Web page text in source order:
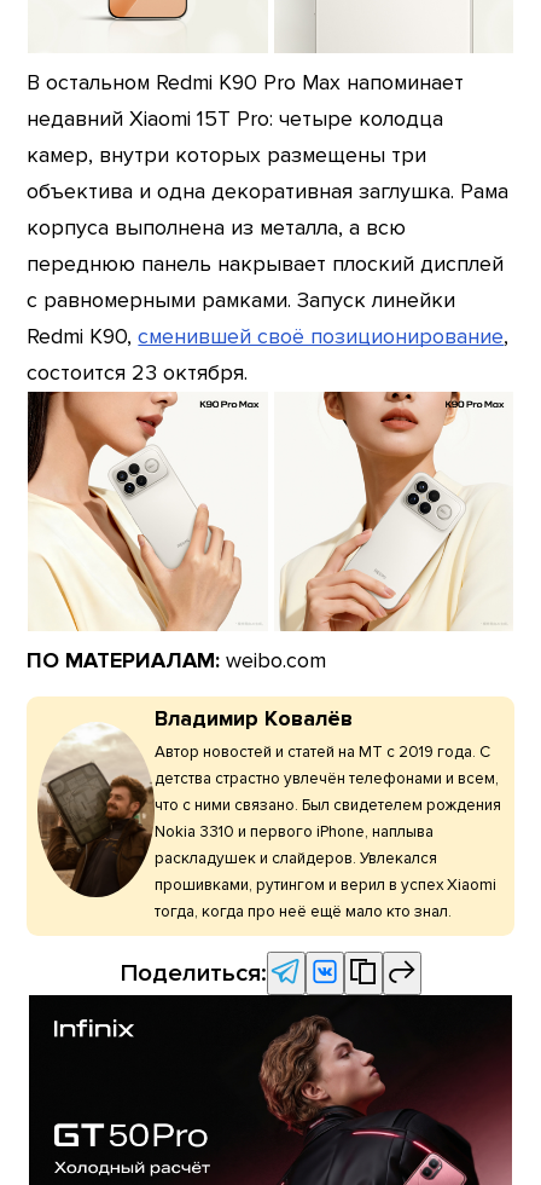
В остальном Redmi K90 Pro Max напоминает
недавний Xiaomi 15T Pro: четыре колодца
камер, внутри которых размещены три
объектива и одна декоративная заглушка. Рама
корпуса выполнена из металла, а всю
переднюю панель накрывает плоский дисплей
с равномерными рамками. Запуск линейки
Redmi K90,сменившей своё позиционирование,
состоится 23 октября.
ПО МАТЕРИАЛАМ: weibo.com
Владимир Ковалёв
Автор новостей и статей на МТ с 2019 года. С
детства страстно увлечён телефонами и всем,
что с ними связано. Был свидетелем рождения
Nokia 3310 и первого iPhone, наплыва
раскладушек и слайдеров. Увлекался
прошивками, рутингом и верил в успех Xiaomi
тогда, когда про неё ещё мало кто знал.
Поделиться: